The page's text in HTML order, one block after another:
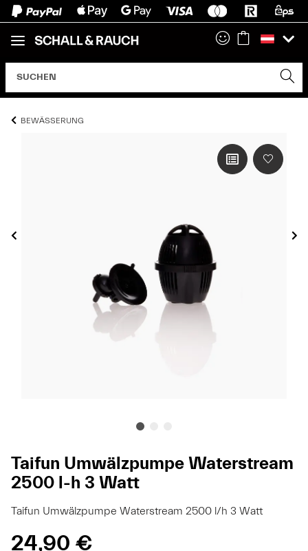
BEWÄSSERUNG
Taifun Umwälzpumpe Waterstream
2500 l-h 3 Watt
Taifun Umwälzpumpe Waterstream 2500 l/h 3 Watt
24,90 €